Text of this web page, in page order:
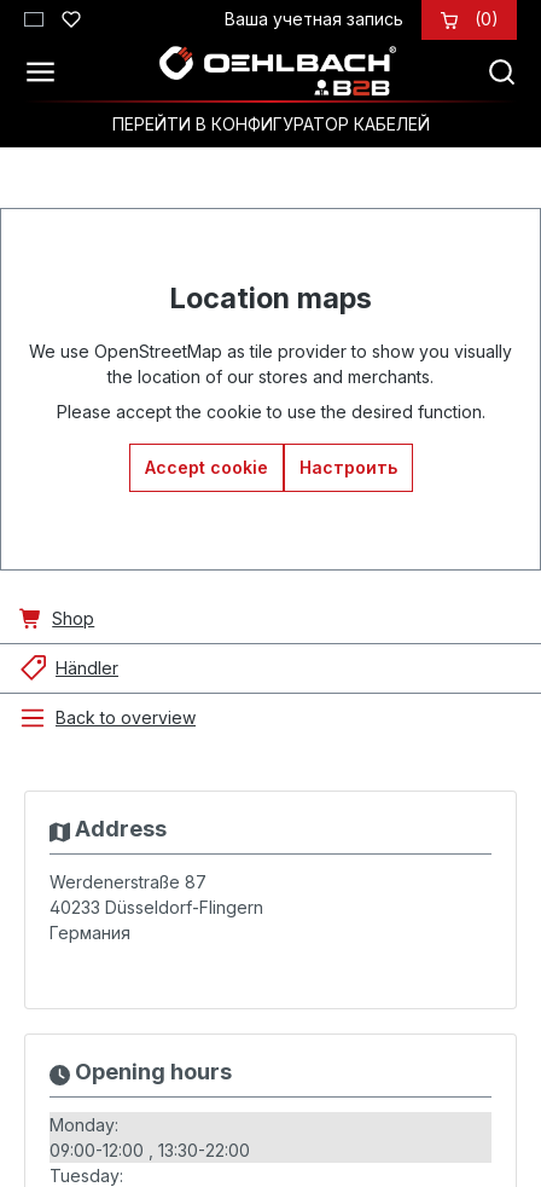
Перейти к основному содержанию
Ваша учетная запись (0)
ПЕРЕЙТИ В КОНФИГУРАТОР КАБЕЛЕЙ
Location maps
We use OpenStreetMap as tile provider to show you visually
the location of our stores and merchants.
Please accept the cookie to use the desired function.
Accept cookie Настроить
Shop
Händler
Back to overview
Address
Werdenerstraße 87
40233 Düsseldorf-Flingern
Германия
Opening hours
Monday:
09:00-12:00
13:30-22:00
Tuesday: